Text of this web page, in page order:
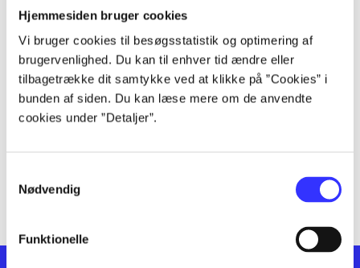
Hjemmesiden bruger cookies
Vi bruger cookies til besøgsstatistik og optimering af
brugervenlighed. Du kan til enhver tid ændre eller
tilbagetrække dit samtykke ved at klikke på ”Cookies” i
bunden af siden. Du kan læse mere om de anvendte
cookies under ”Detaljer”.
Nødvendig
Funktionelle
lorem ipsum dolor sit amet ...
lorem ipsum dolor sit amet ...
lorem ipsum dolor sit amet ...
lorem ipsum dolor sit amet ...
lorem ipsum dolor sit amet ...
lorem ipsum dolor sit amet ...
lorem ipsum dolor sit amet ...